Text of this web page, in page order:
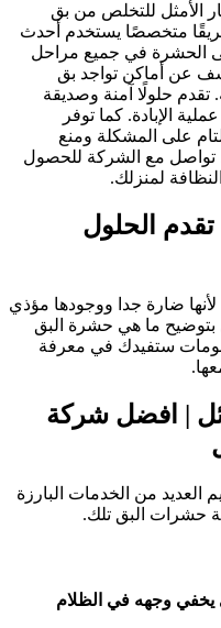
الأمثل للتخلص من بق
متخصصًا يستخدم أحدث
الحشرة في جميع مراحل
عن أماكن تواجد بق
حلولًا آمنة وصديقة
الإبادة. كما توفر
على المشكلة ومنع
مع الشركة للحصول
لمنزلك.
الحلول
ضارة جدا ووجودها مؤذي
ما هي حشرة البق
ستفيدك في معرفة
| افضل شركة
من الخدمات البارزة
حشرات البق تلك.
وجهه في الظلام